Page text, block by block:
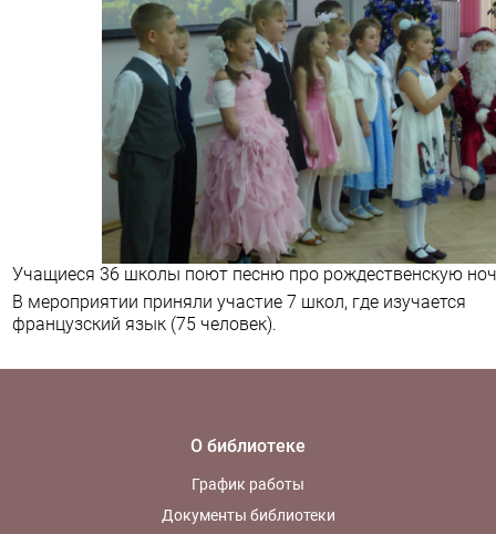
Учащиеся 36 школы поют песню про рождественскую
В мероприятии приняли участие 7 школ, где изучается
французский язык (75 человек).
О библиотеке
График работы
Документы библиотеки